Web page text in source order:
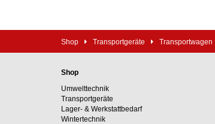
Shop Transportgeräte Transportwagen
Shop
Umwelttechnik
Transportgeräte
Lager- & Werkstattbedarf
Wintertechnik